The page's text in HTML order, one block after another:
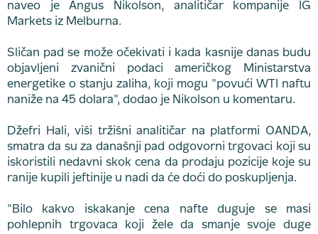
naveo je Angus Nikolson, analitičar kompanije IG
Markets iz Melburna.
Sličan pad se može očekivati i kada kasnije danas budu
objavljeni zvanični podaci američkog Ministarstva
energetike o stanju zaliha, koji mogu "povući WTI naftu
naniže na 45 dolara", dodao je Nikolson u komentaru.
Džefri Hali, viši tržišni analitičar na platformi OANDA,
smatra da su za današnji pad odgovorni trgovaci koji su
iskoristili nedavni skok cena da prodaju pozicije koje su
ranije kupili jeftinije u nadi da će doći do poskupljenja.
"Bilo kakvo iskakanje cena nafte duguje se masi
pohlepnih trgovaca koji žele da smanje svoje duge